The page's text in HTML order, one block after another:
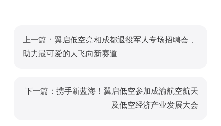
上一篇：翼启低空亮相成都退役军人专场招聘会，
助力最可爱的人飞向新赛道
下一篇：携手新蓝海！翼启低空参加成渝航空航天
及低空经济产业发展大会